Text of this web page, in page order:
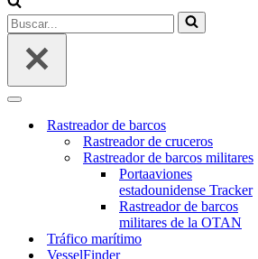
de
navegación
Buscar...
Menú
navegaciónRastreador de barcos
Rastreador de cruceros
Rastreador de barcos militares
Portaaviones
estadounidense Tracker
Rastreador de barcos
militares de la OTAN
Tráfico marítimo
VesselFinder